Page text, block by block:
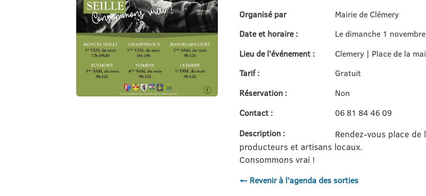
Organisé par
Mairie de Clémery
Date et horaire :
Le dimanche 1
Lieu de l'événement :
Clemery | Place de la
Tarif :
Gratuit
Réservation :
Non
Contact :
06 81 84 46 09
Description :
Rendez-vous place
producteurs et artisans locaux.
Consommons vrai !
← Revenir à l'agenda des sorties